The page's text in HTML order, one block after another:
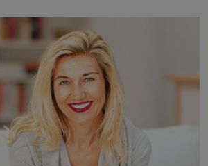
lotyšské Rigy? Casanova v Pobaltí
zednářské lóže. Nebyl v této
protože do zednářské